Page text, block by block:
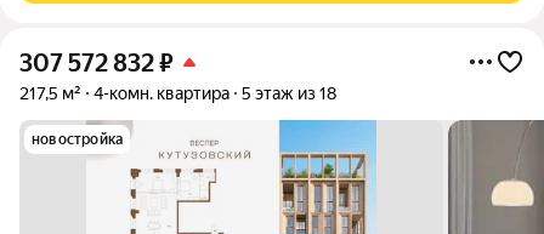
307 572 832₽
217,5 м² 4-комн. квартира 5 этаж из 18
новостройка